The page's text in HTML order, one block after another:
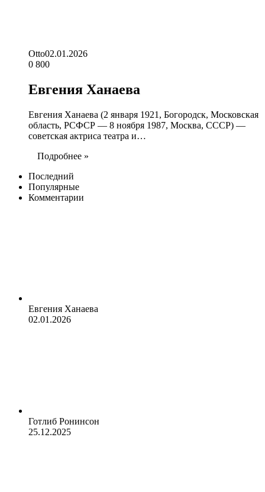
Otto02.01.2026
0 800
Евгения Ханаева
Евгения Ханаева (2 января 1921, Богородск, Московская
область, РСФСР — 8 ноября 1987, Москва, СССР) —
советская актриса театра и…
Подробнее »
Последний
Популярные
Комментарии
Евгения Ханаева
02.01.2026
Готлиб Ронинсон
25.12.2025